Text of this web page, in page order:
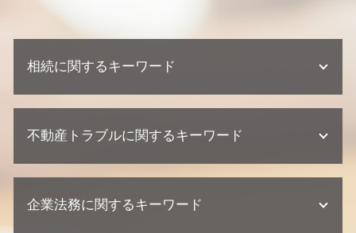
相続に関するキーワード
相続 兄弟
不動産相続 遺留分
不動産相続 必要書類
不動産トラブルに関するキーワード
欠陥住宅 損害賠償
企業法務に関するキーワード